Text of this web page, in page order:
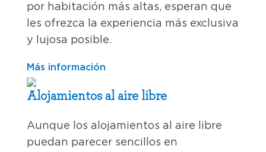
por habitación más altas, esperan que
les ofrezca la experiencia más exclusiva
y lujosa posible.
Más información
Alojamientos al aire libre
Aunque los alojamientos al aire libre
puedan parecer sencillos en